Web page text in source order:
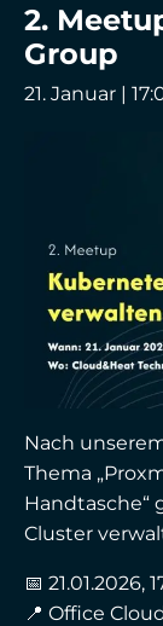
2.
Group
21. Januar |
Nach
Thema
Handtasche“
Cluster
📅 21.01.2026,
📍 Office